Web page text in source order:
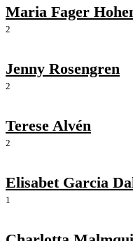
Maria Fager
2
Jenny Rosengren
2
Terese Alvén
2
Elisabet Garcia
1